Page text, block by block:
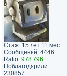
Стаж: 15 лет 11 мес.
Сообщений: 4446
Ratio: 978.796
Поблагодарили:
230857